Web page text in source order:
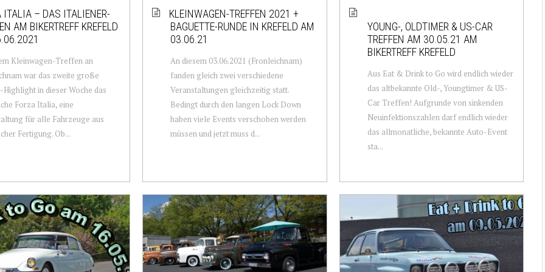
ITALIA – DAS ITALIENER-
AM BIKERTREFF KREFELD
Kleinwagen-Treffen an
war das zweite große
in dieser Woche das
Forza Italia, eine
für alle Fahrzeuge aus
Fertigung. Ob...
KLEINWAGEN-TREFFEN 2021 +
BAGUETTE-RUNDE IN KREFELD AM
03.06.21
An diesem 03.06.2021 (Fronleichnam)
fanden gleich zwei verschiedene
Veranstaltungen gleichzeitig statt.
Bedingt durch den langen Lock Down
haben viele Events verschoben werden
müssen und jetzt muss d...
YOUNG-, OLDTIMER & US-CAR
TREFFEN AM 30.05.21 AM
BIKERTREFF KREFELD
Aus Eat & Drink to Go wird endlich wieder
das altbekannte Old-, Youngtimer & US-
Car Treffen! Aufgrunde von sinkenden
Neuinfektionszahlen darf endlich wieder
das allmonatliche, bekannte Auto-Event
sta...